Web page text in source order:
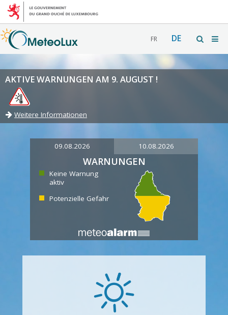
FR DE
AKTIVE WARNUNGEN AM 9. AUGUST !
Weitere Informationen
09.08.2026 10.08.2026
WARNUNGEN
Keine Warnung
aktiv
Potenzielle Gefahr